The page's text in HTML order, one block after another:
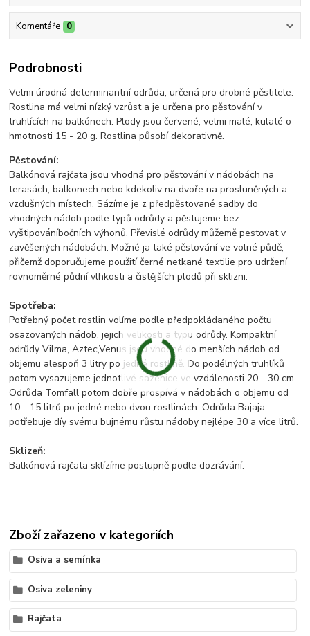
Komentáře 0
Podrobnosti
Velmi úrodná determinantní odrůda, určená pro drobné pěstitele.
Rostlina má velmi nízký vzrůst a je určena pro pěstování v
truhlících na balkónech. Plody jsou červené, velmi malé, kulaté o
hmotnosti 15 - 20 g. Rostlina působí dekorativně.
Pěstování:
Balkónová rajčata jsou vhodná pro pěstování v nádobách na
terasách, balkonech nebo kdekoliv na dvoře na prosluněných a
vzdušných místech. Sázíme je z předpěstované sadby do
vhodných nádob podle typů odrůdy a pěstujeme bez
vyštipováníbočních výhonů. Převislé odrůdy můžemě pestovat v
zavěšených nádobách. Možné ja také pěstování ve volné půdě,
přičemž doporučujeme použití černé netkané textilie pro udržení
rovnoměrné půdní vlhkosti a čistějších plodů při sklizni.
Spotřeba:
Potřebný počet rostlin volíme podle předpokládaného počtu
osazovaných nádob, jejich velikosti a typu odrůdy. Kompaktní
odrůdy Vilma, Aztec,Venus jsou vhodné do menších nádob od
objemu alespoň 3 litry po jedné rostlině. Do podélných truhlíků
potom vysazujeme jednotlivé sazenice ve vzdálenosti 20 - 30 cm.
Odrůda Tomfall potom dobře prospívá v nádobách o objemu od
10 - 15 litrů po jedné nebo dvou rostlinách. Odrůda Bajaja
potřebuje díy svému bujnému růstu nádoby nejlépe 30 a více litrů.
Sklizeň:
Balkónová rajčata sklízíme postupně podle dozrávání.
Zboží zařazeno v kategoriích
Osiva a semínka
Osiva zeleniny
Rajčata